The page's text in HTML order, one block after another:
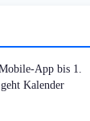
App bis 1.
Kalender